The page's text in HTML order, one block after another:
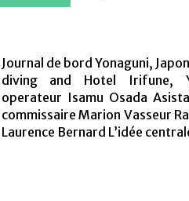
Journal de bord Yonaguni,
diving and Hotel Irifune,
operateur Isamu Osada
commissaire Marion Vasseur
Laurence Bernard L’idée